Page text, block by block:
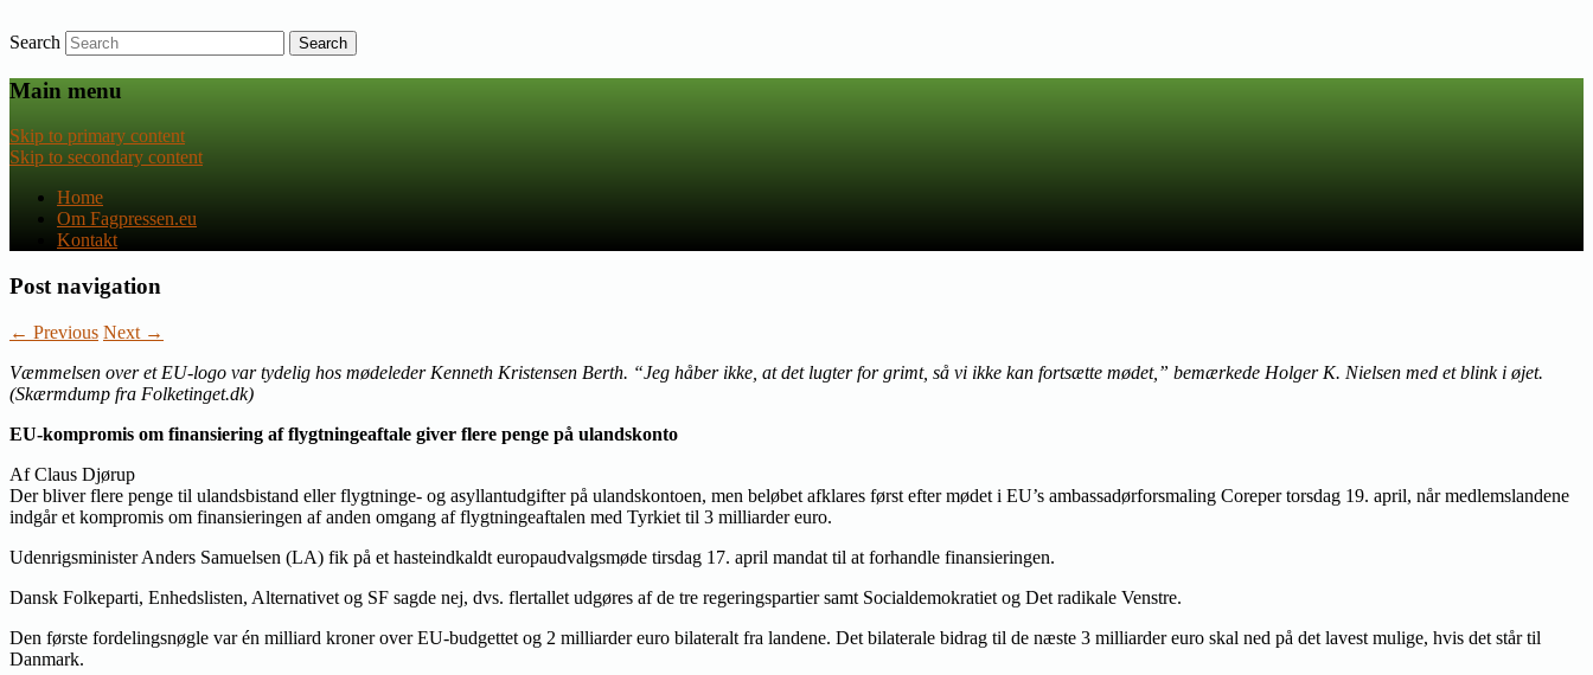
Fagpressen.eu
Nyheder om dansk EU-politik
Search
Main menu
Skip to primary content
Skip to secondary content
Home
Om Fagpressen.eu
Kontakt
Post navigation
← Previous Next →
Væmmelsen over et EU-logo var tydelig hos mødeleder Kenneth Kristensen Berth. “Jeg håber ikke, at det lugter for grimt, så vi ikke kan fortsætte mødet,” bemærkede Holger K. Nielsen med et blink i øjet.
(Skærmdump fra Folketinget.dk)
EU-kompromis om finansiering af flygtningeaftale giver flere penge på ulandskonto
Af Claus Djørup
Der bliver flere penge til ulandsbistand eller flygtninge- og asyllantudgifter på ulandskontoen, men beløbet afklares først efter mødet i EU’s ambassadørforsmaling Coreper torsdag 19. april, når medlemslandene
indgår et kompromis om finansieringen af anden omgang af flygtningeaftalen med Tyrkiet til 3 milliarder euro.
Udenrigsminister Anders Samuelsen (LA) fik på et hasteindkaldt europaudvalgsmøde tirsdag 17. april mandat til at forhandle finansieringen.
Dansk Folkeparti, Enhedslisten, Alternativet og SF sagde nej, dvs. flertallet udgøres af de tre regeringspartier samt Socialdemokratiet og Det radikale Venstre.
Den første fordelingsnøgle var én milliard kroner over EU-budgettet og 2 milliarder euro bilateralt fra landene. Det bilaterale bidrag til de næste 3 milliarder euro skal ned på det lavest mulige, hvis det står til
Danmark.